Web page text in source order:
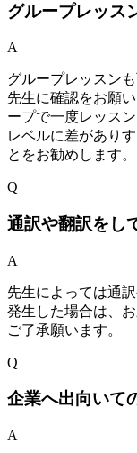
グループレッス
A
グループレッスン
先生に確認をお願
ープで一度レッス
レベルに差があり
とをお勧めします。
Q
通訳や翻訳をし
A
先生によっては通
発生した場合は、
ご了承願います。
Q
企業へ出向いて
A